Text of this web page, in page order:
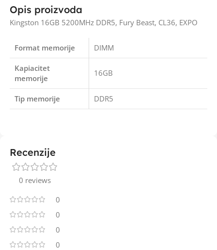
Opis proizvoda
Kingston 16GB 5200MHz DDR5, Fury Beast, CL36, EXPO
Format memorije DIMM
Kapiacitet
memorije
16GB
Tip memorije DDR5
Recenzije
0 reviews
0
0
0
0